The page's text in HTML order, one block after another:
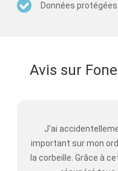
Données protégées
Avis sur
J'ai
important sur mon
la corbeille. Grâce à